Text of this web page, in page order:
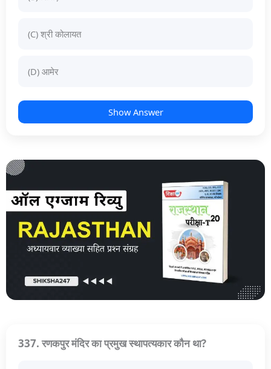
(C) श्री कोलायत
(D) आमेर
Show Answer
337. रणकपुर मंदिर का प्रमुख स्थापत्यकार कौन था?